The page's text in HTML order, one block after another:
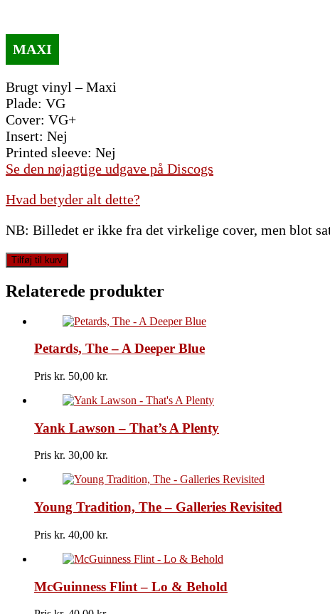
Brugt vinyl – Maxi
Plade: VG
Cover: VG+
Insert: Nej
Printed sleeve: Nej
Se den nøjagtige udgave på Discogs
Hvad betyder alt dette?
NB: Billedet er ikke fra det virkelige cover, men blot
Bridge,
The
-
Industrial
Dance
Tilføj til kurv
Relaterede produkter
Petards, The – A Deeper Blue
Pris kr. 50,00
Yank Lawson – That’s A Plenty
Pris kr. 30,00
Young Tradition, The – Galleries Revisited
Pris kr. 40,00
McGuinness Flint – Lo & Behold